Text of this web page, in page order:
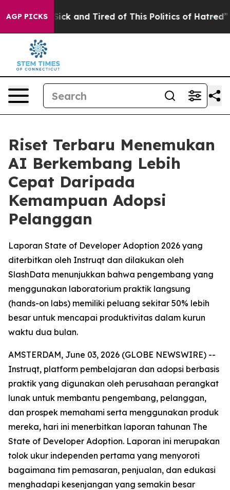
AGP PICKS
Are Sick and Tired of This Politics of Hatred” The
Riset Terbaru Menemukan
AI Berkembang Lebih
Cepat Daripada
Kemampuan Adopsi
Pelanggan
Laporan State of Developer Adoption 2026 yang
diterbitkan oleh Instruqt dan dilakukan oleh
SlashData menunjukkan bahwa pengembang yang
menggunakan laboratorium praktik langsung
(hands-on labs) memiliki peluang sekitar 50% lebih
besar untuk mencapai produktivitas dalam kurun
waktu dua bulan.
AMSTERDAM, June 03, 2026 (GLOBE NEWSWIRE) --
Instruqt, platform pembelajaran dan adopsi berbasis
praktik yang digunakan oleh perusahaan perangkat
lunak untuk membantu pengembang, pelanggan,
dan prospek memahami serta menggunakan produk
mereka, hari ini menerbitkan laporan tahunan The
State of Developer Adoption. Laporan ini merupakan
tolok ukur independen pertama yang menyoroti
bagaimana tim pemasaran, penjualan, dan edukasi
menghadapi kesenjangan yang semakin besar